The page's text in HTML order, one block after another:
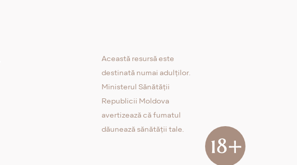
Această resursă este
destinată numai adulților.
Ministerul Sănătății
Republicii Moldova
avertizează că fumatul
dăunează sănătății tale.